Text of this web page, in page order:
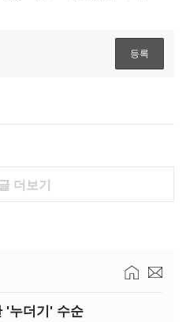
더보기
'누더기' 수순